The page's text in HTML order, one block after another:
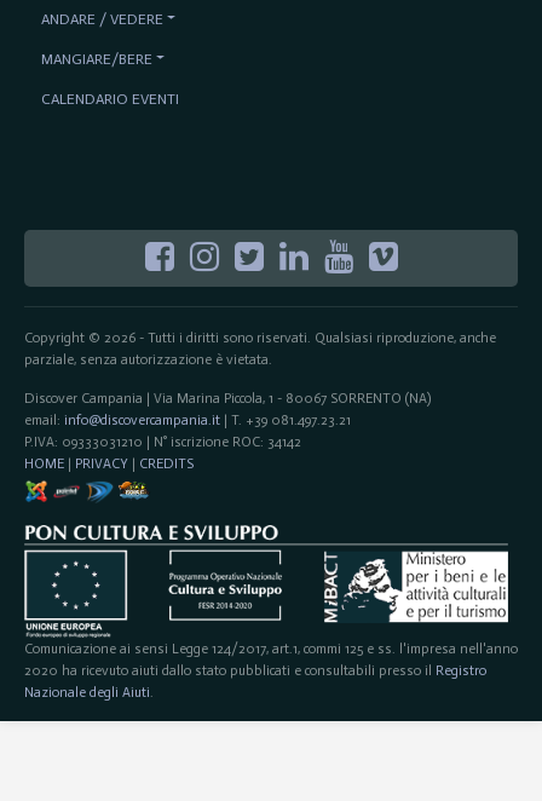
Copyright © 2026 - Tutti i diritti sono riservati. Qualsiasi riproduzione, anche
parziale, senza autorizzazione è vietata.
Discover Campania | Via Marina Piccola, 1 - 80067 SORRENTO (NA)
email: info@discovercampania.it| T. +39 081.497.23.21
P.IVA: 09333031210 | N° iscrizione ROC: 34142
HOME| PRIVACY | CREDITS
Comunicazione ai sensi Legge 124/2017, art.1, commi 125 e ss. l'impresa nell'anno
2020 ha ricevuto aiuti dallo stato pubblicati e consultabili presso il Registro
Nazionale degli Aiuti
ANDARE / VEDERE
MANGIARE/BERE
CALENDARIO EVENTI